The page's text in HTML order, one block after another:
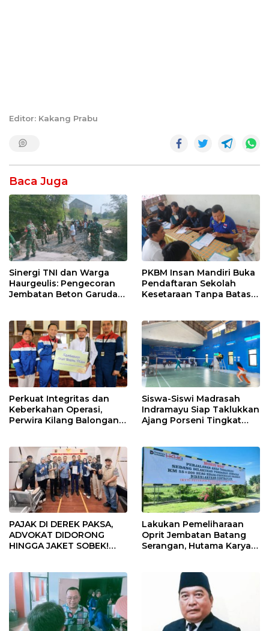
Editor: Kakang Prabu
Baca Juga
Sinergi TNI dan Warga
Haurgeulis: Pengecoran
Jembatan Beton Garuda
PKBM Insan Mandiri Buka
Pendaftaran Sekolah
Kesetaraan Tanpa Batas
Perkuat Integritas dan
Keberkahan Operasi,
Perwira Kilang Balongan
Siswa-Siswi Madrasah
Indramayu Siap Taklukkan
Ajang Porseni Tingkat
PAJAK DI DEREK PAKSA,
ADVOKAT DIDORONG
HINGGA JAKET SOBEK!
Pekanbaru!
Lakukan Pemeliharaan
Oprit Jembatan Batang
Serangan, Hutama Karya